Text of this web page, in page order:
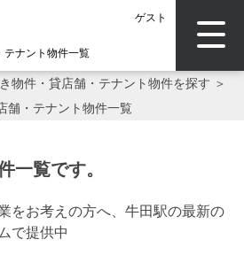
ゲスト
テナント物件一覧
物件・貸店舗・テナント物件を探す ＞
舗・テナント物件一覧
一覧です。
をお考えの方へ、牛田駅の最新の
で提供中